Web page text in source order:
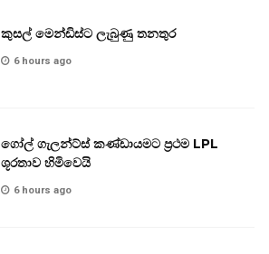
කුසල් මෙන්ඩිස්ට ලැබුණු තනතුර
6 hours ago
ගෝල් ගැලන්ට්ස් කණ්ඩායමට ප්‍රථම LPL
ශූරතාව හිමිවෙයි
6 hours ago